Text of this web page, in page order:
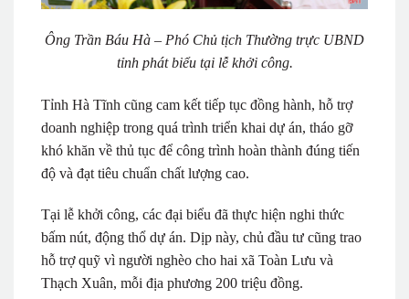
Ông Trần Báu Hà – Phó Chủ tịch Thường trực UBND
tỉnh phát biểu tại lễ khởi công.
Tỉnh Hà Tĩnh cũng cam kết tiếp tục đồng hành, hỗ trợ
doanh nghiệp trong quá trình triển khai dự án, tháo gỡ
khó khăn về thủ tục để công trình hoàn thành đúng tiến
độ và đạt tiêu chuẩn chất lượng cao.
Tại lễ khởi công, các đại biểu đã thực hiện nghi thức
bấm nút, động thổ dự án. Dịp này, chủ đầu tư cũng trao
hỗ trợ quỹ vì người nghèo cho hai xã Toàn Lưu và
Thạch Xuân, mỗi địa phương 200 triệu đồng.